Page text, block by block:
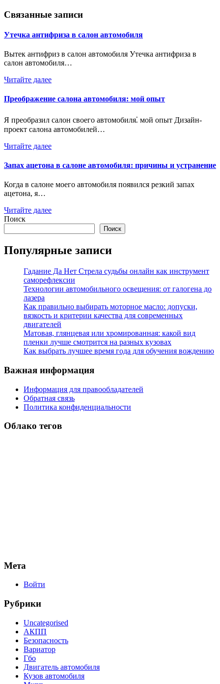
Связанные записи
Утечка антифриза в салон автомобиля
Вытек антифриз в салон автомобиля Утечка антифриза в
салон автомобиля…
Читайте далее
Преображение салона автомобиля: мой опыт
Я преобразил салон своего автомобиля⁚ мой опыт Дизайн-
проект салона автомобилей…
Читайте далее
Запах ацетона в салоне автомобиля: причины и устранение
Когда в салоне моего автомобиля появился резкий запах
ацетона, я…
Читайте далее
Поиск
Поиск
Популярные записи
Гадание Да Нет Стрела судьбы онлайн как инструмент
саморефлексии
Технологии автомобильного освещения: от галогена до
лазера
Как правильно выбирать моторное масло: допуски,
вязкость и критерии качества для современных
двигателей
Матовая, глянцевая или хромированная: какой вид
пленки лучше смотрится на разных кузовах
Как выбрать лучшее время года для обучения вождению
Важная информация
Информация для правообладателей
Обратная связь
Политика конфиденциальности
Облако тегов
Мета
Войти
Рубрики
Uncategorised
АКПП
Безопасность
Вариатор
Гбо
Двигатель автомобиля
Кузов автомобиля